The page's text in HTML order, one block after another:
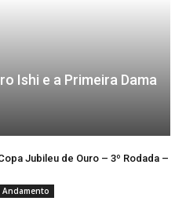
Ishi e a Primeira Dama
Jubileu de Ouro – 3º Rodada –
Andamento